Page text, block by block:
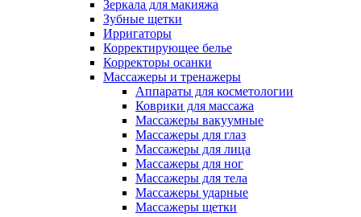
Зеркала для макияжа
Зубные щетки
Ирригаторы
Корректирующее белье
Корректоры осанки
Массажеры и тренажеры
Аппараты для косметологии
Коврики для массажа
Массажеры вакуумные
Массажеры для глаз
Массажеры для лица
Массажеры для ног
Массажеры для тела
Массажеры ударные
Массажеры щетки